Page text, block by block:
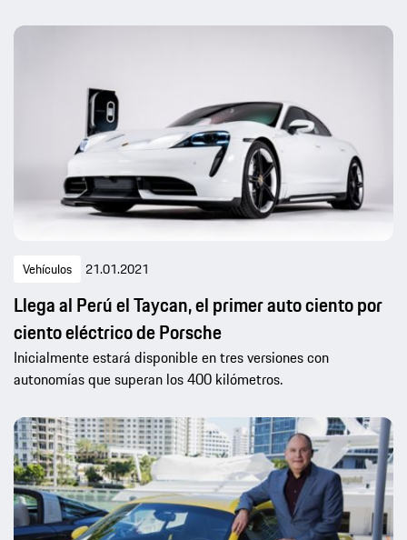
Vehículos 21.01.2021
Llega al Perú el Taycan, el primer auto ciento por
ciento eléctrico de Porsche
Inicialmente estará disponible en tres versiones con
autonomías que superan los 400 kilómetros.